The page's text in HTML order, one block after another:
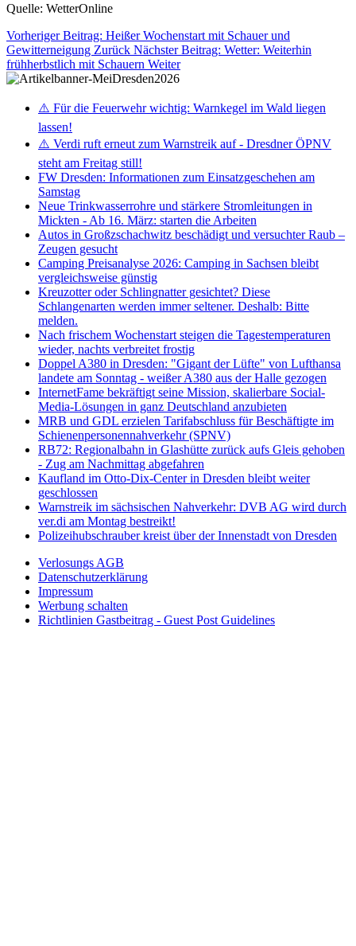
Quelle: WetterOnline
Vorheriger Beitrag: Heißer Wochenstart mit Schauer und
Gewitterneigung Zurück Nächster Beitrag: Wetter: Weiterhin
frühherbstlich mit Schauern Weiter
⚠️ Für die Feuerwehr wichtig: Warnkegel im Wald liegen
lassen!
⚠️ Verdi ruft erneut zum Warnstreik auf - Dresdner ÖPNV
steht am Freitag still!
FW Dresden: Informationen zum Einsatzgeschehen am
Samstag
Neue Trinkwasserrohre und stärkere Stromleitungen in
Mickten - Ab 16. März: starten die Arbeiten
Autos in Großzschachwitz beschädigt und versuchter Raub –
Zeugen gesucht
Camping Preisanalyse 2026: Camping in Sachsen bleibt
vergleichsweise günstig
Kreuzotter oder Schlingnatter gesichtet? Diese
Schlangenarten werden immer seltener. Deshalb: Bitte
melden.
Nach frischem Wochenstart steigen die Tagestemperaturen
wieder, nachts verbreitet frostig
Doppel A380 in Dresden: "Gigant der Lüfte" von Lufthansa
landete am Sonntag - weißer A380 aus der Halle gezogen
InternetFame bekräftigt seine Mission, skalierbare Social-
Media-Lösungen in ganz Deutschland anzubieten
MRB und GDL erzielen Tarifabschluss für Beschäftigte im
Schienenpersonennahverkehr (SPNV)
RB72: Regionalbahn in Glashütte zurück aufs Gleis gehoben
- Zug am Nachmittag abgefahren
Kaufland im Otto-Dix-Center in Dresden bleibt weiter
geschlossen
Warnstreik im sächsischen Nahverkehr: DVB AG wird durch
ver.di am Montag bestreikt!
Polizeihubschrauber kreist über der Innenstadt von Dresden
Verlosungs AGB
Datenschutzerklärung
Impressum
Werbung schalten
Richtlinien Gastbeitrag - Guest Post Guidelines